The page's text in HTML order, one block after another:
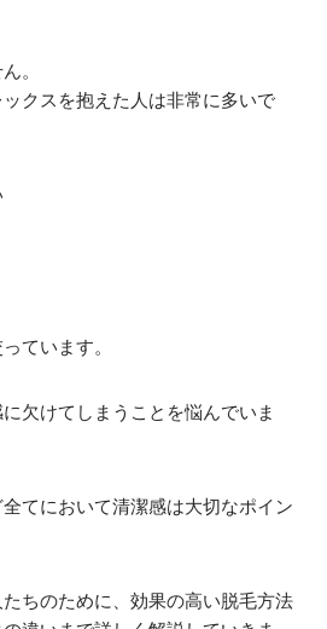
。
クスを抱えた人は非常に多いで
ています。
欠けてしまうことを悩んでいま
てにおいて清潔感は大切なポイン
ちのために、効果の高い脱毛方法